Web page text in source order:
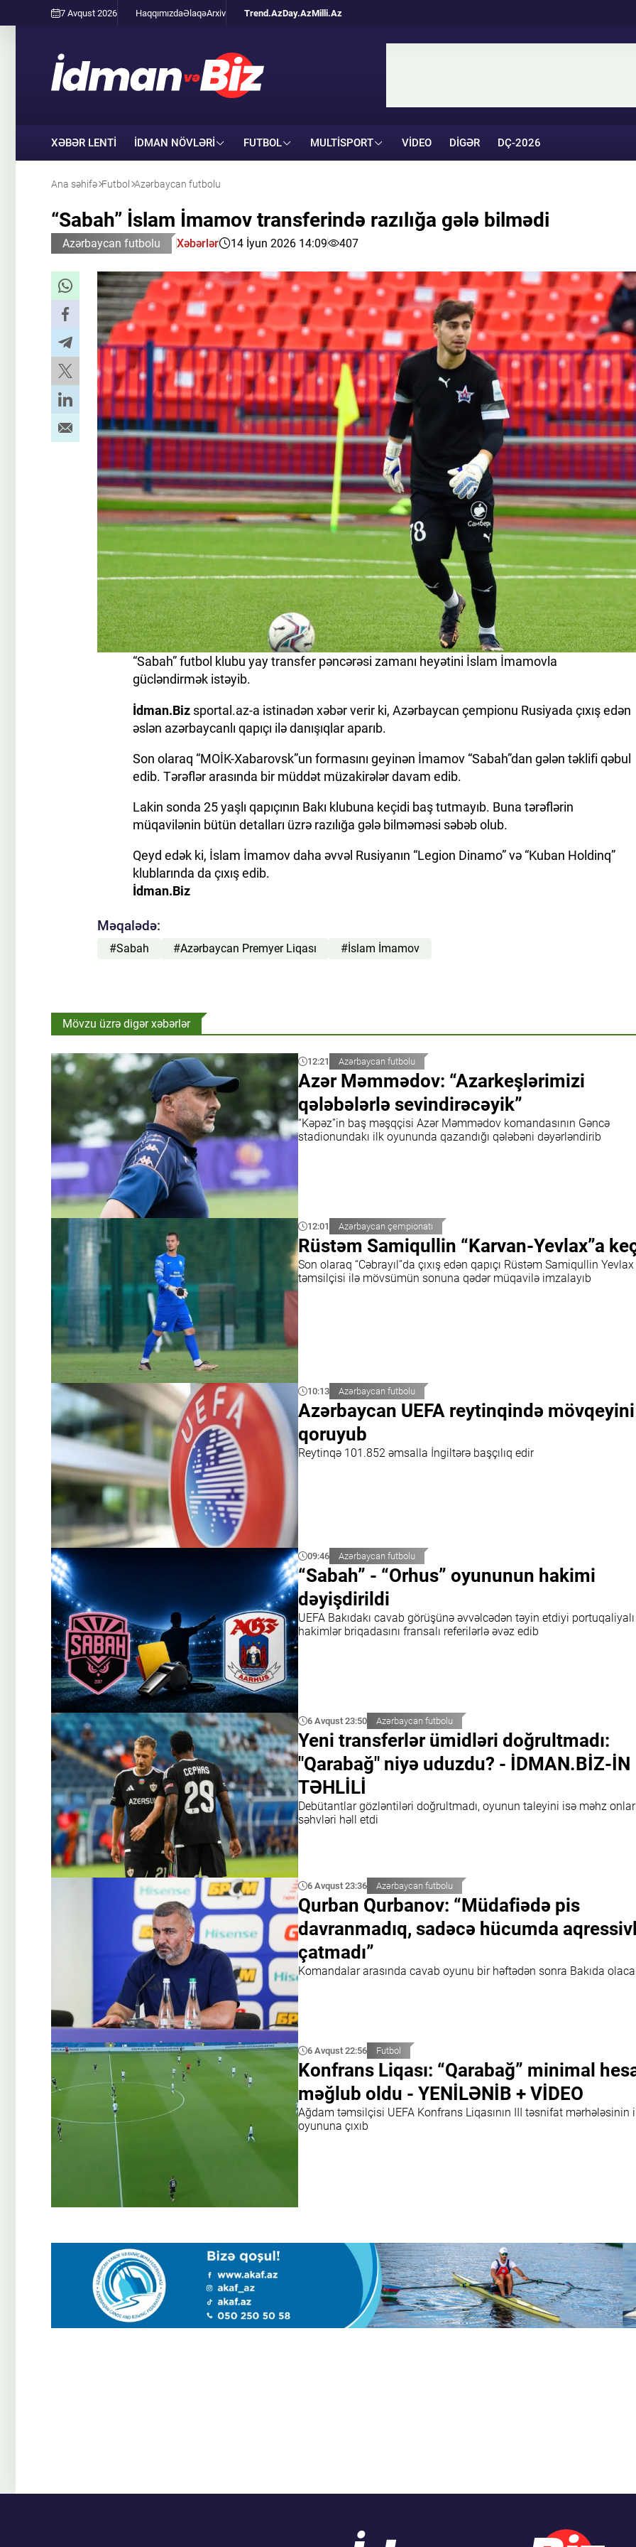
7 Avqust 2026 HaqqımızdaƏlaqəArxiv Trend.AzDay.AzMilli.Az
XƏBƏR LENTİ İDMAN NÖVLƏRI FUTBOL MULTISPORT VIDEO DIGƏR DÇ-2026
Ana səhifə Futbol Azərbaycan futbolu
“Sabah” İslam İmamov transferində razılığa gələ bilmədi
Azərbaycan futbolu Xəbərlər 14 İyun 2026 14:09 407
“Sabah” futbol klubu yay transfer pəncərəsi zamanı heyətini İslam İmamovla
gücləndirmək istəyib.
İdman.Biz sportal.az-a istinadən xəbər verir ki, Azərbaycan çempionu Rusiyada çıxış edən
əslən azərbaycanlı qapıçı ilə danışıqlar aparıb.
Son olaraq “MOİK-Xabarovsk”un formasını geyinən İmamov “Sabah”dan gələn təklifi qəbul
edib. Tərəflər arasında bir müddət müzakirələr davam edib.
Lakin sonda 25 yaşlı qapıçının Bakı klubuna keçidi baş tutmayıb. Buna tərəflərin
müqavilənin bütün detalları üzrə razılığa gələ bilməməsi səbəb olub.
Qeyd edək ki, İslam İmamov daha əvvəl Rusiyanın “Legion Dinamo” və “Kuban Holdinq”
klublarında da çıxış edib.
İdman.Biz
Məqalədə:
#Sabah #Azərbaycan Premyer Liqası #İslam İmamov
Mövzu üzrə digər xəbərlər
12:21 Azərbaycan futbolu
Azər Məmmədov: “Azarkeşlərimizi
qələbələrlə sevindirəcəyik”
“Kəpəz”in baş məşqçisi Azər Məmmədov komandasının Gəncə
stadionundakı ilk oyununda qazandığı qələbəni dəyərləndirib
12:01 Azərbaycan çempionatı
Rüstəm Samiqullin “Karvan-Yevlax”a
Son olaraq “Cəbrayıl”da çıxış edən qapıçı Rüstəm Samiqullin Yevlax
təmsilçisi ilə mövsümün sonuna qədər müqavilə imzalayıb
10:13 Azərbaycan futbolu
Azərbaycan UEFA reytinqində mövqeyini
qoruyub
Reytinqə 101.852 əmsalla İngiltərə başçılıq edir
09:46 Azərbaycan futbolu
“Sabah” - “Orhus” oyununun hakimi
dəyişdirildi
UEFA Bakıdakı cavab görüşünə əvvəlcədən təyin etdiyi portuqaliyalı
hakimlər briqadasını fransalı referilərlə əvəz edib
6 Avqust 23:50 Azərbaycan futbolu
Yeni transferlər ümidləri doğrultmadı:
"Qarabağ" niyə uduzdu? - İDMAN.BİZ-İN
TƏHLİLİ
Debütantlar gözləntiləri doğrultmadı, oyunun taleyini isə məhz
səhvləri həll etdi
6 Avqust 23:36 Azərbaycan futbolu
Qurban Qurbanov: “Müdafiədə pis
davranmadıq, sadəcə hücumda
çatmadı”
Komandalar arasında cavab oyunu bir həftədən sonra Bakıda
6 Avqust 22:56 Futbol
Konfrans Liqası: “Qarabağ” minimal
məğlub oldu - YENİLƏNİB + VİDEO
Ağdam təmsilçisi UEFA Konfrans Liqasının III təsnifat mərhələsinin
oyununa çıxıb